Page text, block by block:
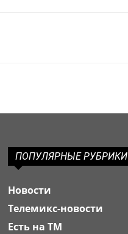
ПОПУЛЯРНЫЕ РУБРИКИ
Новости
Телемикс-новости
Есть на ТМ